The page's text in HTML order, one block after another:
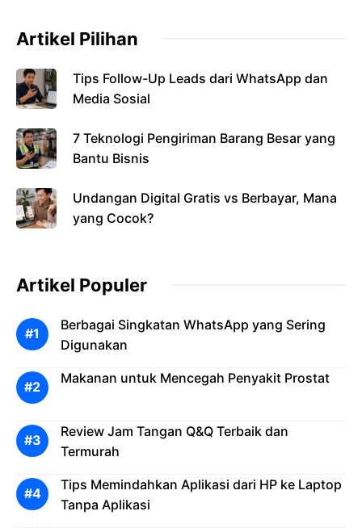
Artikel Pilihan
Tips Follow-Up Leads dari WhatsApp dan
Media Sosial
7 Teknologi Pengiriman Barang Besar yang
Bantu Bisnis
Undangan Digital Gratis vs Berbayar, Mana
yang Cocok?
Artikel Populer
Berbagai Singkatan WhatsApp yang Sering
Digunakan
Makanan untuk Mencegah Penyakit Prostat
Review Jam Tangan Q&Q Terbaik dan
Termurah
Tips Memindahkan Aplikasi dari HP ke Laptop
Tanpa Aplikasi